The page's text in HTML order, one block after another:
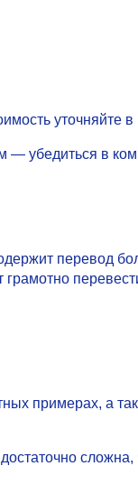
уточняйте
— убедиться в
перевод
примерах, а